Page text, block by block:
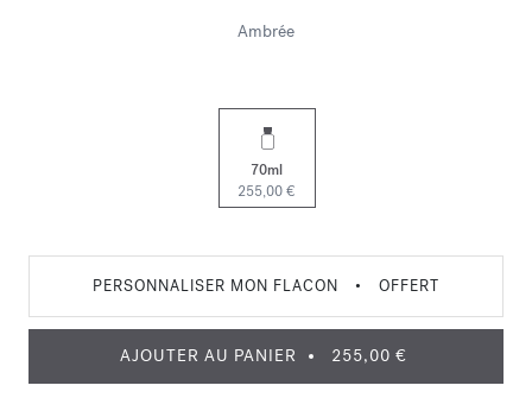
Ambrée
70ml
255,00 €
PERSONNALISER MON FLACON • OFFERT
AJOUTER AU PANIER 255,00 €